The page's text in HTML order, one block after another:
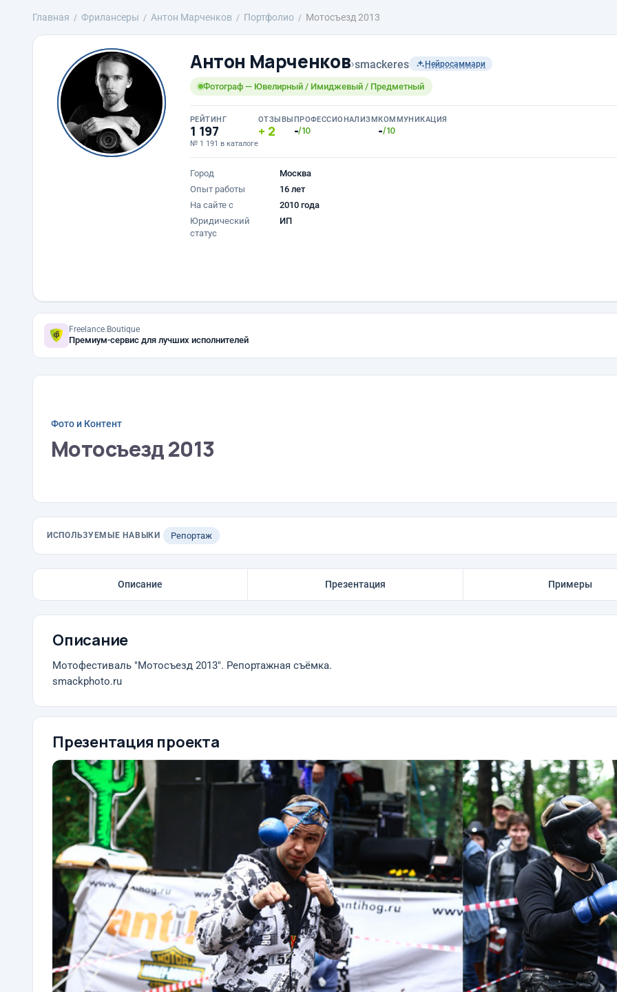
Главная Фрилансеры Антон Марченков Портфолио Мотосъезд 2013
Антон Марченков›smackeres Нейросаммари
Фотограф — Ювелирный / Имиджевый / Предметный
РЕЙТИНГ
1 197
№ 1 191 в каталоге
ОТЗЫВЫ
2
ПРОФЕССИОНАЛИЗМ
-/10
КОММУНИКАЦИЯ
-/10
Город
Москва
Опыт работы
16 лет
На сайте с
2010 года
Юридический
статус
ИП
Freelance.Boutique
Премиум-сервис для лучших исполнителей
Фото и Контент
Мотосъезд 2013
ИСПОЛЬЗУЕМЫЕ НАВЫКИ Репортаж
Описание Презентация Примеры
Описание
Мотофестиваль "Мотосъезд 2013". Репортажная съёмка.
smackphoto.ru
Презентация проекта